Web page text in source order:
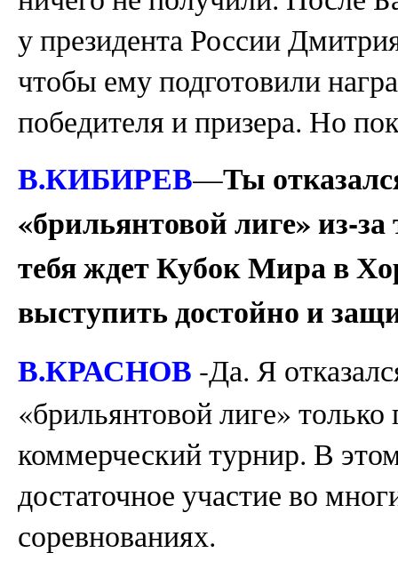
у президента России
чтобы ему подготовили
победителя и призера. Но
В.КИБИРЕВ—Ты
«брильянтовой лиге» из-
тебя ждет Кубок Мира в
выступить достойно и
В.КРАСНОВ -Да. Я
«брильянтовой лиге»
коммерческий турнир. В
достаточное участие во
соревнованиях.